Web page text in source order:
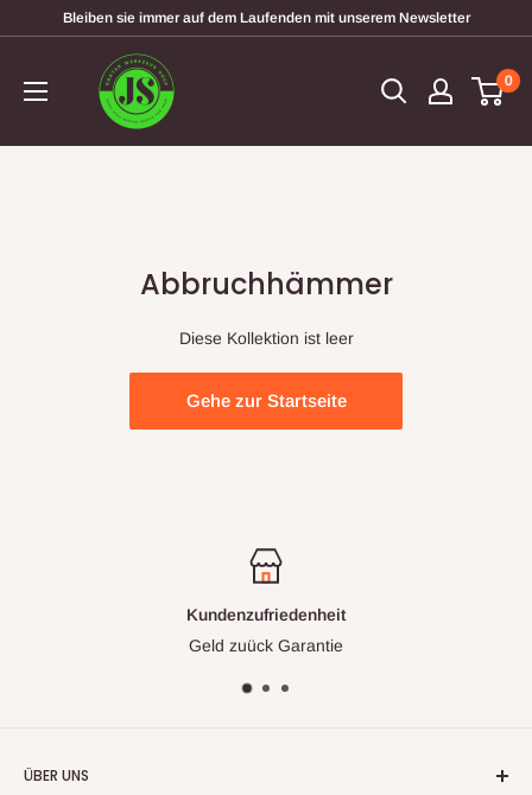
Bleiben sie immer auf dem Laufenden mit unserem Newsletter
garten-
werkzeugshop
0
Abbruchhämmer
Diese Kollektion ist leer
Gehe zur Startseite
Kundenzufriedenheit
Geld zuück Garantie
ÜBER UNS